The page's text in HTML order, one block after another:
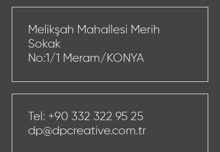
Melikşah Mahallesi Merih
Sokak
No:1/1 Meram/KONYA
Tel: +90 332 322 95 25
dp@dpcreative.com.tr